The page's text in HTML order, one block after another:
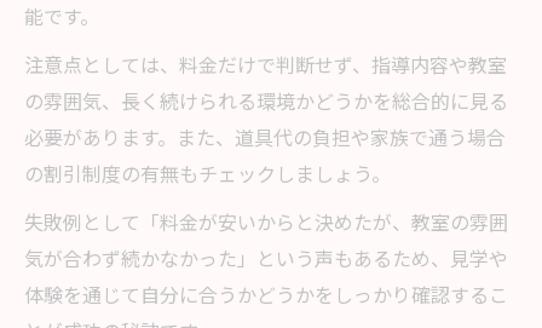
能です。
注意点としては、料金だけで判断せず、指導内容や教室
の雰囲気、長く続けられる環境かどうかを総合的に見る
必要があります。また、道具代の負担や家族で通う場合
の割引制度の有無もチェックしましょう。
失敗例として「料金が安いからと決めたが、教室の雰囲
気が合わず続かなかった」という声もあるため、見学や
体験を通じて自分に合うかどうかをしっかり確認するこ